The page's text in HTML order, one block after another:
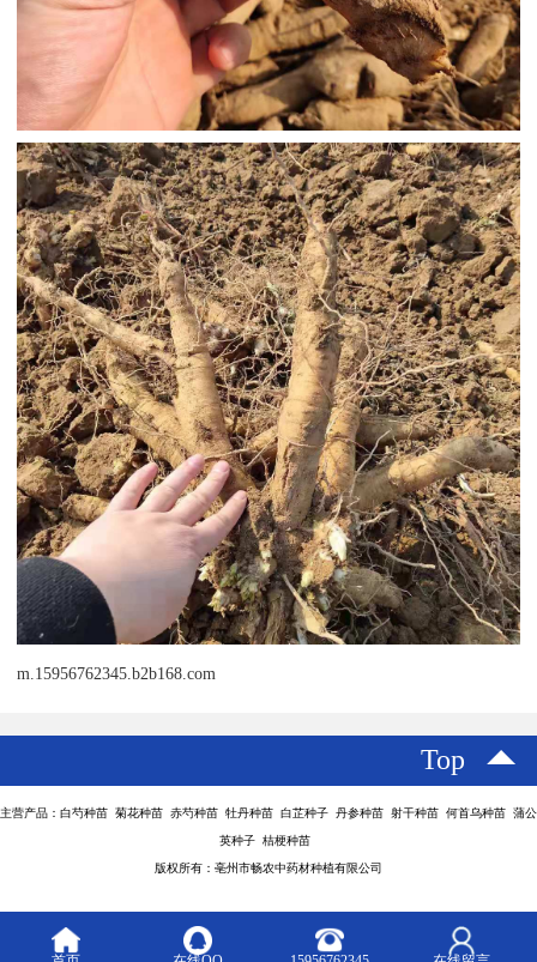
m.15956762345.b2b168.com
Top
主营产品：白芍种苗 菊花种苗 赤芍种苗 牡丹种苗 白芷种子 丹参种苗 射干种苗 何首乌种苗 蒲公
英种子 桔梗种苗
版权所有：亳州市畅农中药材种植有限公司